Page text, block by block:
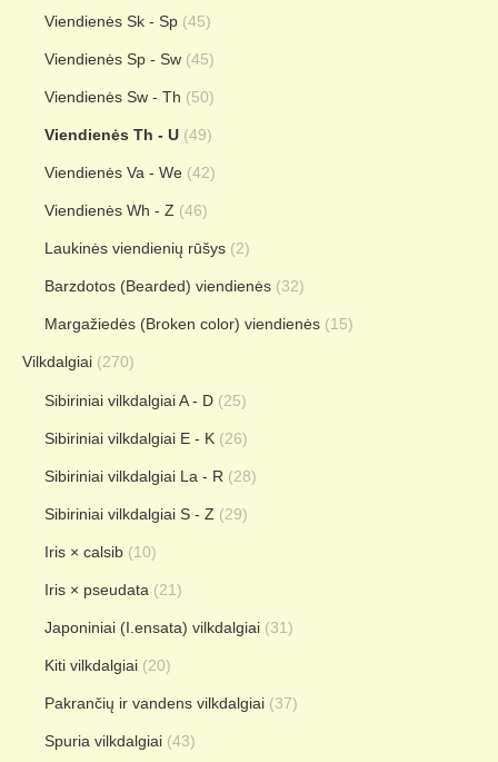
Viendienės Sk - Sp (45)
Viendienės Sp - Sw (45)
Viendienės Sw - Th (50)
Viendienės Th - U (49)
Viendienės Va - We (42)
Viendienės Wh - Z (46)
Laukinės viendienių rūšys (2)
Barzdotos (Bearded) viendienės (32)
Margažiedės (Broken color) viendienės (15)
Vilkdalgiai (270)
Sibiriniai vilkdalgiai A - D (25)
Sibiriniai vilkdalgiai E - K (26)
Sibiriniai vilkdalgiai La - R (28)
Sibiriniai vilkdalgiai S - Z (29)
Iris × calsib (10)
Iris × pseudata (21)
Japoniniai (I.ensata) vilkdalgiai (31)
Kiti vilkdalgiai (20)
Pakrančių ir vandens vilkdalgiai (37)
Spuria vilkdalgiai (43)